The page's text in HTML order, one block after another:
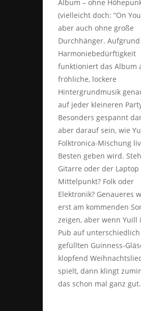
Album – ohne
(vielleicht doch: “On
aber auch ohne große
Durchhänger.
Harmoniebedürftigkeit
funktioniert das Album
fröhliche, lockere
Hintergrundmusik
auf jeder kleineren
Besonders gespannt
aber darauf sein, wie
Folktronica-Mischung
Besten geben wird.
Gitarre oder der Laptop
Mittelpunkt? Folk oder
Elektronik? Genaueres
erst am kommenden
zeigen, aber wenn Yuill
Pub auf unterschiedlich
gefüllten Guinness-
klopfend
spielt, dann klingt
das schon mal ganz gut.